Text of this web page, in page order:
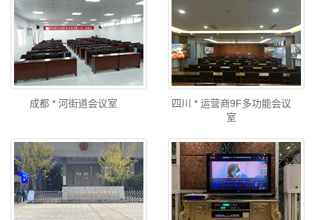
成都 * 河街道会议室
四川 * 运营商9F多功能会议
室